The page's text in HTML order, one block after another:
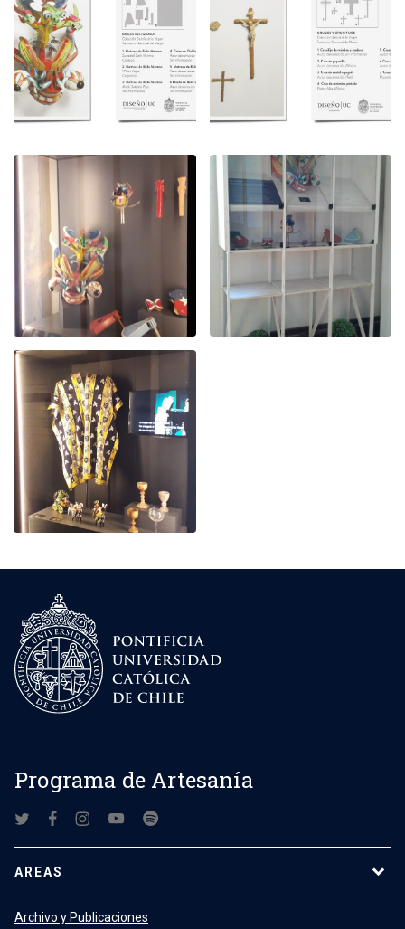
Programa de Artesanía
AREAS
Archivo y Publicaciones